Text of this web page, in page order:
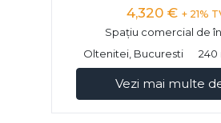
4,320 € + 21%
Spațiu comercial de
Oltenitei, Bucuresti
240
Vezi mai multe